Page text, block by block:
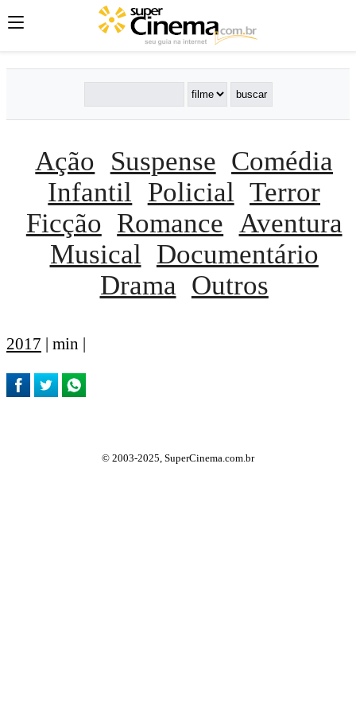
Ação Suspense Comédia
Infantil
Policial Terror
Ficção Romance Aventura
Musical
Documentário
Drama Outros
2017 | min |
© 2003-2025, SuperCinema.com.br